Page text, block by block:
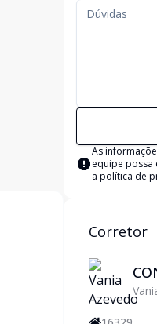
As
equipe possa
a política de
Corretor